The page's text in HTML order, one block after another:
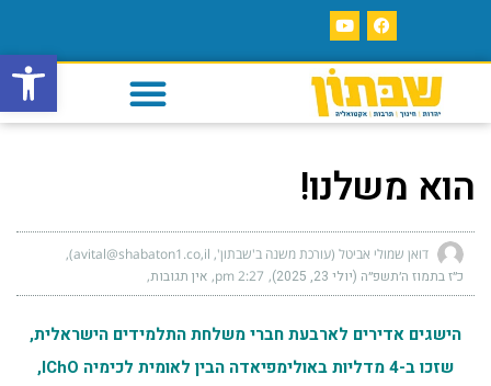
פתח
הוא משלנו!
דואן שמולי אביטל (עורכת משנה ב'שבתון', avital@shabaton1.co,il)
כ״ז בתמוז ה׳תשפ״ה (יולי 23, 2025) 2:27 pm אין תגובות
הישגים אדירים לארבעת חברי משלחת התלמידים הישראלית,
שזכו ב-4 מדליות באולימפיאדה הבין לאומית לכימיה
IChO
,